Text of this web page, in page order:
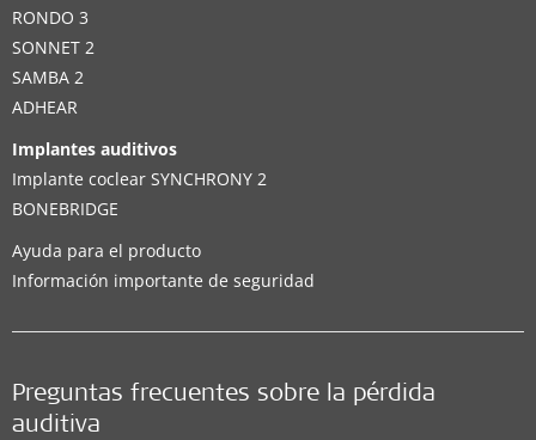
RONDO 3
SONNET 2
SAMBA 2
ADHEAR
Implantes auditivos
Implante coclear SYNCHRONY 2
BONEBRIDGE
Ayuda para el producto
Información importante de seguridad
Preguntas frecuentes sobre la pérdida
auditiva